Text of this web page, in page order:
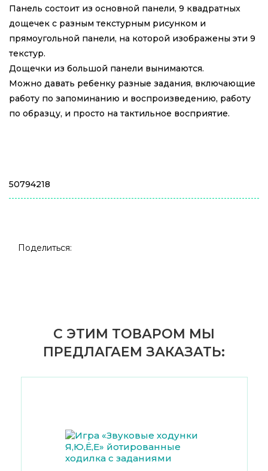
Панель состоит из основной панели, 9 квадратных
дощечек с разным текстурным рисунком и
прямоугольной панели, на которой изображены эти 9
текстур.
Дощечки из большой панели вынимаются.
Можно давать ребенку разные задания, включающие
работу по запоминанию и воспроизведению, работу
по образцу, и просто на тактильное восприятие.
50794218
Поделиться:
С ЭТИМ ТОВАРОМ МЫ
ПРЕДЛАГАЕМ ЗАКАЗАТЬ: